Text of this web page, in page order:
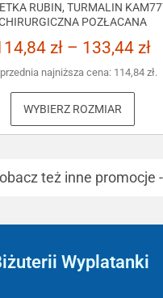
RUBIN, TURMALIN
POZŁACANA
zł – 133,44 zł
najniższa cena: 114,84 zł.
WYBIERZ ROZMIAR
też inne promocje -
Wyplatanki